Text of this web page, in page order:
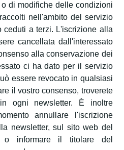
di modifiche delle condizioni
nell'ambito del servizio
ceduti a terzi. L'iscrizione alla
cancellata dall'interessato
alla conservazione dei
ci ha dato per il servizio
essere revocato in qualsiasi
il vostro consenso, troverete
ogni newsletter. È inoltre
annullare l'iscrizione
newsletter, sul sito web del
o informare il titolare del